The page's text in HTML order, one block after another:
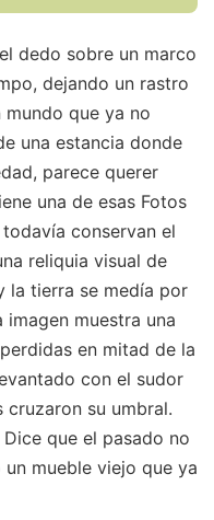
dedo sobre un marco
dejando un rastro
que ya no
una estancia donde
parece querer
una de esas Fotos
conservan el
reliquia visual de
la tierra se medía por
muestra una
en mitad de la
con el sudor
cruzaron su umbral.
que el pasado no
mueble viejo que ya